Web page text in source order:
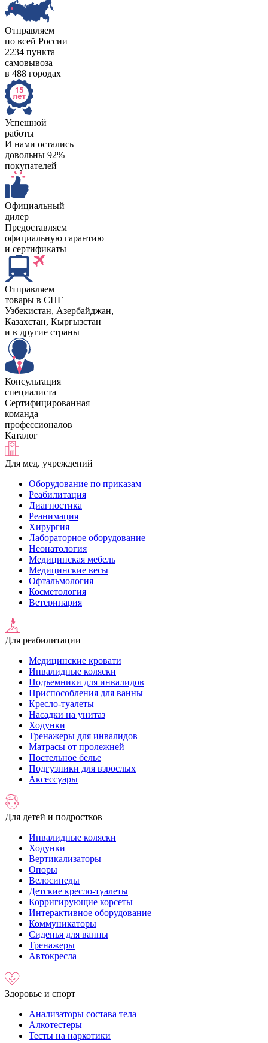
Отправляем
по всей России
2234 пункта
самовывоза
в 488 городах
Успешной
работы
И нами остались
довольны 92%
покупателей
Официальный
дилер
Предоставляем
официальную гарантию
и сертификаты
Отправляем
товары в СНГ
Узбекистан, Aзербайджан,
Казахстан, Кыргызстан
и в другие страны
Консультация
специалиста
Сертифицированная
команда
профессионалов
Каталог
Для мед. учреждений
Оборудование по приказам
Реабилитация
Диагностика
Реанимация
Хирургия
Лабораторное оборудование
Неонатология
Медицинская мебель
Медицинские весы
Офтальмология
Косметология
Ветеринария
Для реабилитации
Медицинские кровати
Инвалидные коляски
Подъемники для инвалидов
Приспособления для ванны
Кресло-туалеты
Насадки на унитаз
Ходунки
Тренажеры для инвалидов
Матрасы от пролежней
Постельное белье
Подгузники для взрослых
Аксессуары
Для детей и подростков
Инвалидные коляски
Ходунки
Вертикализаторы
Опоры
Велосипеды
Детские кресло-туалеты
Корригирующие корсеты
Интерактивное оборудование
Коммуникаторы
Сиденья для ванны
Тренажеры
Автокресла
Здоровье и спорт
Анализаторы состава тела
Алкотестеры
Тесты на наркотики